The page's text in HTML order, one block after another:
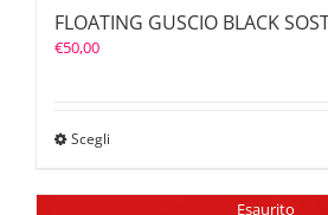
FLOATING GUSCIO BLACK
€50,00
Scegli
Esaurito